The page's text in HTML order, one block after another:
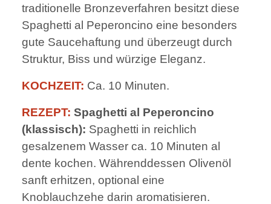
traditionelle Bronzeverfahren besitzt diese
Spaghetti al Peperoncino eine besonders
gute Saucehaftung und überzeugt durch
Struktur, Biss und würzige Eleganz.
KOCHZEIT: Ca. 10 Minuten.
REZEPT: Spaghetti al Peperoncino
(klassisch): Spaghetti in reichlich
gesalzenem Wasser ca. 10 Minuten al
dente kochen. Währenddessen Olivenöl
sanft erhitzen, optional eine
Knoblauchzehe darin aromatisieren.